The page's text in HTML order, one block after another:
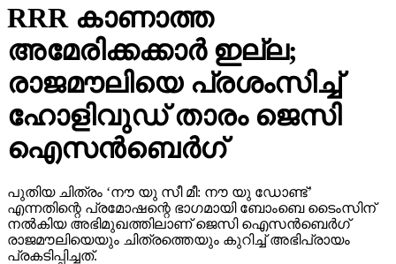
RRR കാണാത്ത
അമേരിക്കക്കാര്‍ ഇല്ല;
രാജമൗലിയെ പ്രശംസിച്ച്
ഹോളിവുഡ് താരം ജെസി
ഐസന്‍ബെര്‍ഗ്
പുതിയ ചിത്രം ‘നൗ യു സീ മീ: നൗ യു ഡോണ്ട്’
എന്നതിന്റെ പ്രമോഷന്റെ ഭാഗമായി ബോംബെ ടൈംസിന്
നല്‍കിയ അഭിമുഖത്തിലാണ് ജെസി ഐസന്‍ബെര്‍ഗ്
രാജമൗലിയെയും ചിത്രത്തെയും കുറിച്ച് അഭിപ്രായം
പ്രകടിപ്പിച്ചത്.